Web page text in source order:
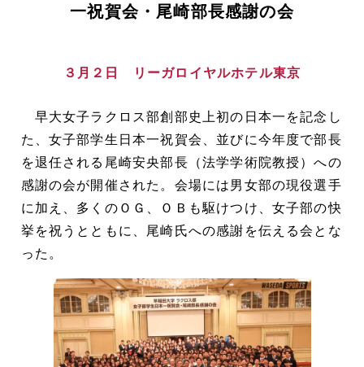
一祝賀会・尾崎部長感謝の会
３月２日 リーガロイヤルホテル東京
早大女子ラクロス部創部史上初の日本一を記念し
た、女子部学生日本一祝賀会、並びに今年度で部長
を退任される尾崎安央部長（法学学術院教授）への
感謝の会が開催された。会場には男女部の現役選手
に加え、多くのＯＧ、ＯＢも駆けつけ、女子部の快
挙を祝うとともに、尾崎氏への感謝を伝える会とな
った。